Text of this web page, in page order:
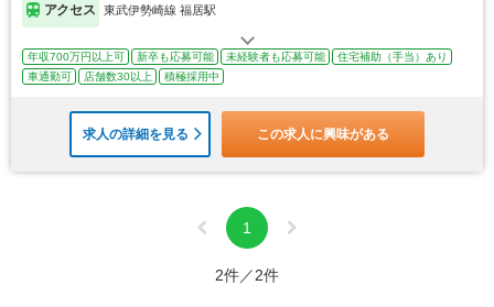
アクセス 東武伊勢崎線 福居駅
年収700万円以上可 新卒も応募可能 未経験者も応募可能
住宅補助（手当）あり
車通勤可
店舗数30以上 積極採用中
求人の詳細を見る この求人に興味がある
1
2件／2件